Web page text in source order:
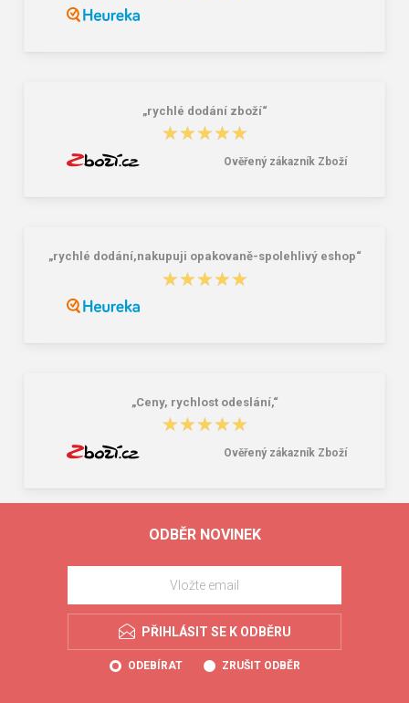
„rychlé dodání zboží“
★★★★★
★★★★★
Ověřený zákazník Zboží
„rychlé dodání,nakupuji opakovaně-spolehlivý eshop“
★★★★★
★★★★★
„Ceny, rychlost odeslání,“
★★★★★
★★★★★
Ověřený zákazník Zboží
ODBĚR NOVINEK
PŘIHLÁSIT SE K ODBĚRU
ODEBÍRAT ZRUŠIT ODBĚR